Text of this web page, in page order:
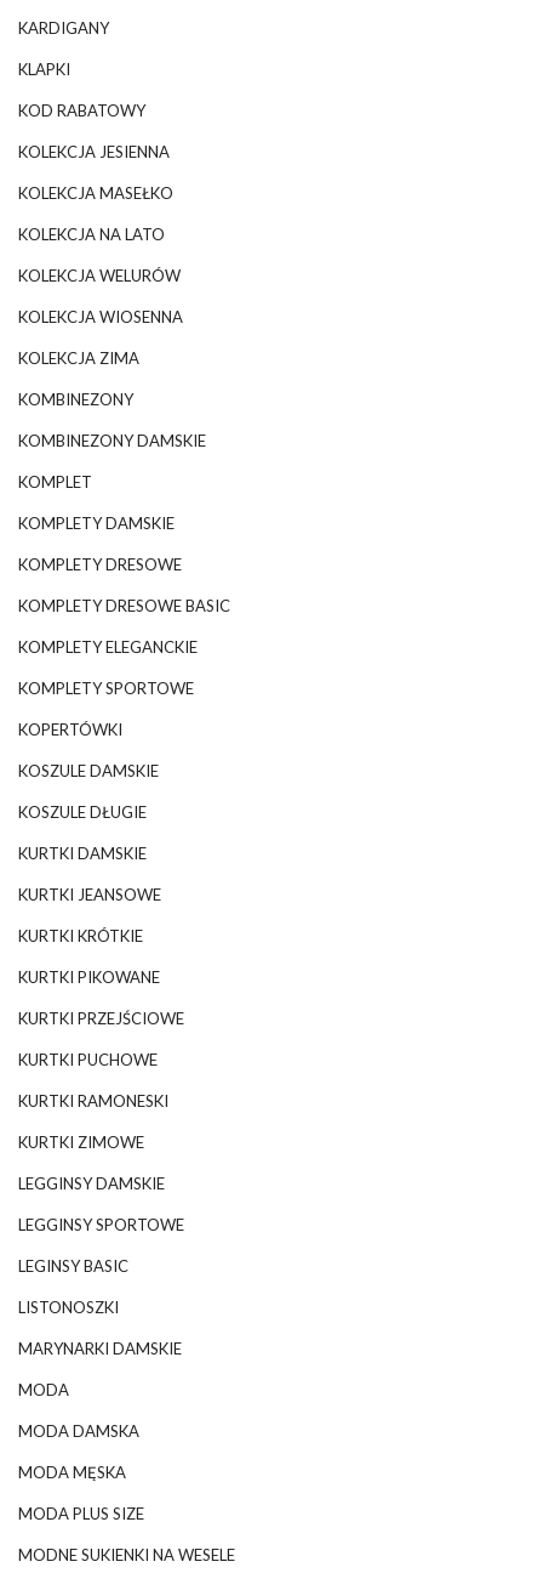
KARDIGANY
KLAPKI
KOD RABATOWY
KOLEKCJA JESIENNA
KOLEKCJA MASEŁKO
KOLEKCJA NA LATO
KOLEKCJA WELURÓW
KOLEKCJA WIOSENNA
KOLEKCJA ZIMA
KOMBINEZONY
KOMBINEZONY DAMSKIE
KOMPLET
KOMPLETY DAMSKIE
KOMPLETY DRESOWE
KOMPLETY DRESOWE BASIC
KOMPLETY ELEGANCKIE
KOMPLETY SPORTOWE
KOPERTÓWKI
KOSZULE DAMSKIE
KOSZULE DŁUGIE
KURTKI DAMSKIE
KURTKI JEANSOWE
KURTKI KRÓTKIE
KURTKI PIKOWANE
KURTKI PRZEJŚCIOWE
KURTKI PUCHOWE
KURTKI RAMONESKI
KURTKI ZIMOWE
LEGGINSY DAMSKIE
LEGGINSY SPORTOWE
LEGINSY BASIC
LISTONOSZKI
MARYNARKI DAMSKIE
MODA
MODA DAMSKA
MODA MĘSKA
MODA PLUS SIZE
MODNE SUKIENKI NA WESELE